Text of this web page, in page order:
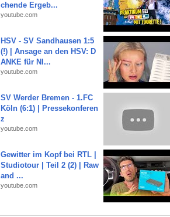
chende Ergeb...
youtube.com
HSV - SV Sandhausen 1:5
(!) | Ansage an den HSV: D
ANKE für NI...
youtube.com
SV Werder Bremen - 1.FC
Köln (6:1) | Pressekonferen
z
youtube.com
Gewitter im Kopf bei RTL |
Studiotour | Teil 2 (2) | Raw
and ...
youtube.com